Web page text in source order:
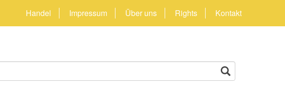
Handel Impressum Über uns Rights Kontakt